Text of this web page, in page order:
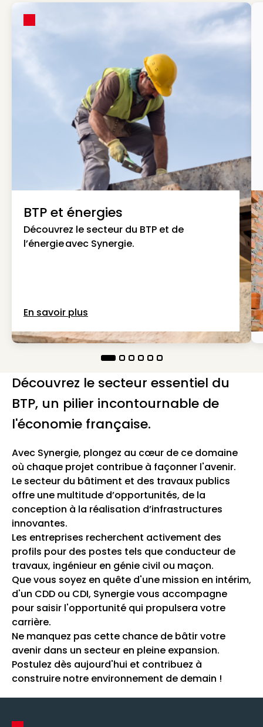
BTP et énergies
Découvrez le secteur du BTP et de
l’énergie avec Synergie.
En savoir plus
Découvrez le secteur essentiel du
BTP, un pilier incontournable de
l'économie française.
Avec Synergie, plongez au cœur de ce domaine
où chaque projet contribue à façonner l'avenir.
Le secteur du bâtiment et des travaux publics
offre une multitude d’opportunités, de la
conception à la réalisation d’infrastructures
innovantes.
Les entreprises recherchent activement des
profils pour des postes tels que conducteur de
travaux, ingénieur en génie civil ou maçon.
Que vous soyez en quête d'une mission en intérim,
d'un CDD ou CDI, Synergie vous accompagne
pour saisir l'opportunité qui propulsera votre
carrière.
Ne manquez pas cette chance de bâtir votre
avenir dans un secteur en pleine expansion.
Postulez dès aujourd'hui et contribuez à
construire notre environnement de demain !